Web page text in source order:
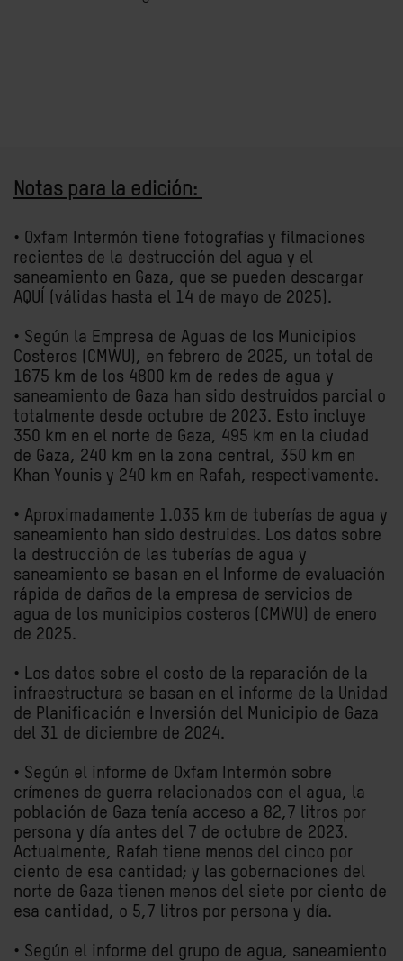
Notas para la edición:
• Oxfam Intermón tiene fotografías y filmaciones
recientes de la destrucción del agua y el
saneamiento en Gaza, que se pueden descargar
AQUÍ (válidas hasta el 14 de mayo de 2025).
• Según la Empresa de Aguas de los Municipios
Costeros (CMWU), en febrero de 2025, un total de
1675 km de los 4800 km de redes de agua y
saneamiento de Gaza han sido destruidos parcial o
totalmente desde octubre de 2023. Esto incluye
350 km en el norte de Gaza, 495 km en la ciudad
de Gaza, 240 km en la zona central, 350 km en
Khan Younis y 240 km en Rafah, respectivamente.
• Aproximadamente 1.035 km de tuberías de agua y
saneamiento han sido destruidas. Los datos sobre
la destrucción de las tuberías de agua y
saneamiento se basan en el Informe de evaluación
rápida de daños de la empresa de servicios de
agua de los municipios costeros (CMWU) de enero
de 2025.
• Los datos sobre el costo de la reparación de la
infraestructura se basan en el informe de la Unidad
de Planificación e Inversión del Municipio de Gaza
del 31 de diciembre de 2024.
• Según el informe de Oxfam Intermón sobre
crímenes de guerra relacionados con el agua, la
población de Gaza tenía acceso a 82,7 litros por
persona y día antes del 7 de octubre de 2023.
Actualmente, Rafah tiene menos del cinco por
ciento de esa cantidad; y las gobernaciones del
norte de Gaza tienen menos del siete por ciento de
esa cantidad, o 5,7 litros por persona y día.
• Según el informe del grupo de agua, saneamiento